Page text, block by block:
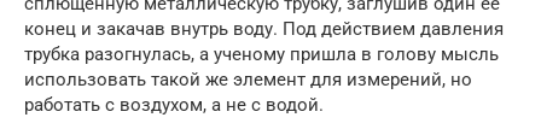
конец и закачав внутрь воду. Под действием давления
трубка разогнулась, а ученому пришла в голову мысль
использовать такой же элемент для измерений, но
работать с воздухом, а не с водой.